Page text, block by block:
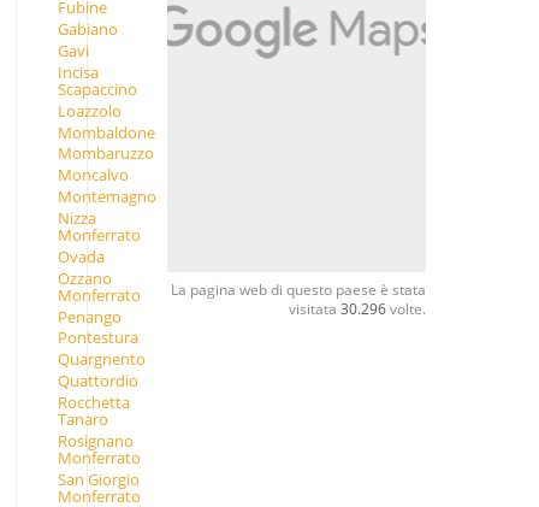
Fubine
Gabiano
Gavi
Incisa
Scapaccino
Loazzolo
Mombaldone
Mombaruzzo
Moncalvo
Montemagno
Nizza
Monferrato
Ovada
Ozzano
Monferrato
Penango
Pontestura
Quargnento
Quattordio
Rocchetta
Tanaro
Rosignano
Monferrato
San Giorgio
Monferrato
La pagina web di questo paese è stata
visitata 30.296volte.